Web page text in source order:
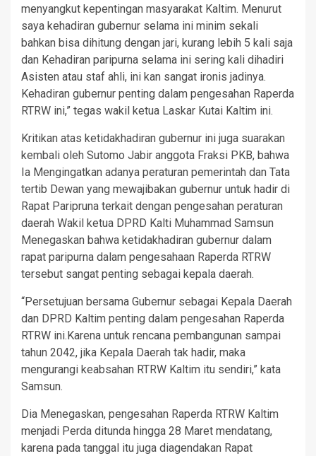
menyangkut kepentingan masyarakat Kaltim. Menurut
saya kehadiran gubernur selama ini minim sekali
bahkan bisa dihitung dengan jari, kurang lebih 5 kali saja
dan Kehadiran paripurna selama ini sering kali dihadiri
Asisten atau staf ahli, ini kan sangat ironis jadinya.
Kehadiran gubernur penting dalam pengesahan Raperda
RTRW ini,” tegas wakil ketua Laskar Kutai Kaltim ini.
Kritikan atas ketidakhadiran gubernur ini juga suarakan
kembali oleh Sutomo Jabir anggota Fraksi PKB, bahwa
Ia Mengingatkan adanya peraturan pemerintah dan Tata
tertib Dewan yang mewajibakan gubernur untuk hadir di
Rapat Paripruna terkait dengan pengesahan peraturan
daerah Wakil ketua DPRD Kalti Muhammad Samsun
Menegaskan bahwa ketidakhadiran gubernur dalam
rapat paripurna dalam pengesahaan Raperda RTRW
tersebut sangat penting sebagai kepala daerah.
“Persetujuan bersama Gubernur sebagai Kepala Daerah
dan DPRD Kaltim penting dalam pengesahan Raperda
RTRW ini.Karena untuk rencana pembangunan sampai
tahun 2042, jika Kepala Daerah tak hadir, maka
mengurangi keabsahan RTRW Kaltim itu sendiri,” kata
Samsun.
Dia Menegaskan, pengesahan Raperda RTRW Kaltim
menjadi Perda ditunda hingga 28 Maret mendatang,
karena pada tanggal itu juga diagendakan Rapat